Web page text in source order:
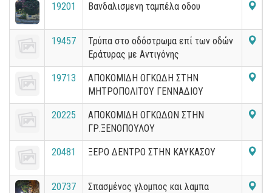
19201 Βανδαλισμενη ταμπέλα οδου
19457
Τρύπα στο οδόστρωμα επί των οδών
Εράτυρας με Αντιγόνης
19713
ΑΠΟΚΟΜΙΔΗ ΟΓΚΩΔΗ ΣΤΗΝ
ΜΗΤΡΟΠΟΛΙΤΟΥ ΓΕΝΝΑΔΙΟΥ
20225
ΑΠΟΚΟΜΙΔΗ ΟΓΚΩΔΩΝ ΣΤΗΝ
ΓΡ.ΞΕΝΟΠΟΥΛΟΥ
20481 ΞΕΡΟ ΔΕΝΤΡΟ ΣΤΗΝ ΚΑΥΚΑΣΟΥ
20737 Σπασμένος γλομπος και λαμπα